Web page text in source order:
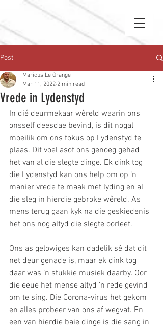
Post
Vrede in Lydenstyd
Maricus Le Grange
Mar 11, 2022 2 min read
In dié deurmekaar wêreld waarin ons
onsself deesdae bevind, is dit nogal
moeilik om ons fokus op Lydenstyd te
plaas. Dit voel asof ons genoeg gehad
het van al die slegte dinge. Ek dink tog
die Lydenstyd kan ons help om op ‘n
manier vrede te maak met lyding en al
die sleg in hierdie gebroke wêreld. As
mens terug gaan kyk na die geskiedenis
het ons nog altyd die slegte oorleef.
Ons as gelowiges kan dadelik sê dat dit
net deur genade is, maar ek dink tog
daar was ‘n stukkie musiek daarby. Oor
die eeue het mense altyd ‘n rede gevind
om te sing. Die Corona-virus het gekom
en alles probeer van ons af wegvat. En
een van hierdie baie dinge is die sang in